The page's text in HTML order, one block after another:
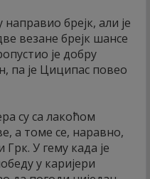
брејк, али је
везане брејк шансе
је добру
па је Циципас повео
су са лакоћом
а томе се, наравно,
У гему када је
у каријери